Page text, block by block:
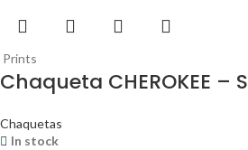
Prints
Chaqueta CHEROKEE – S
Chaquetas
In stock